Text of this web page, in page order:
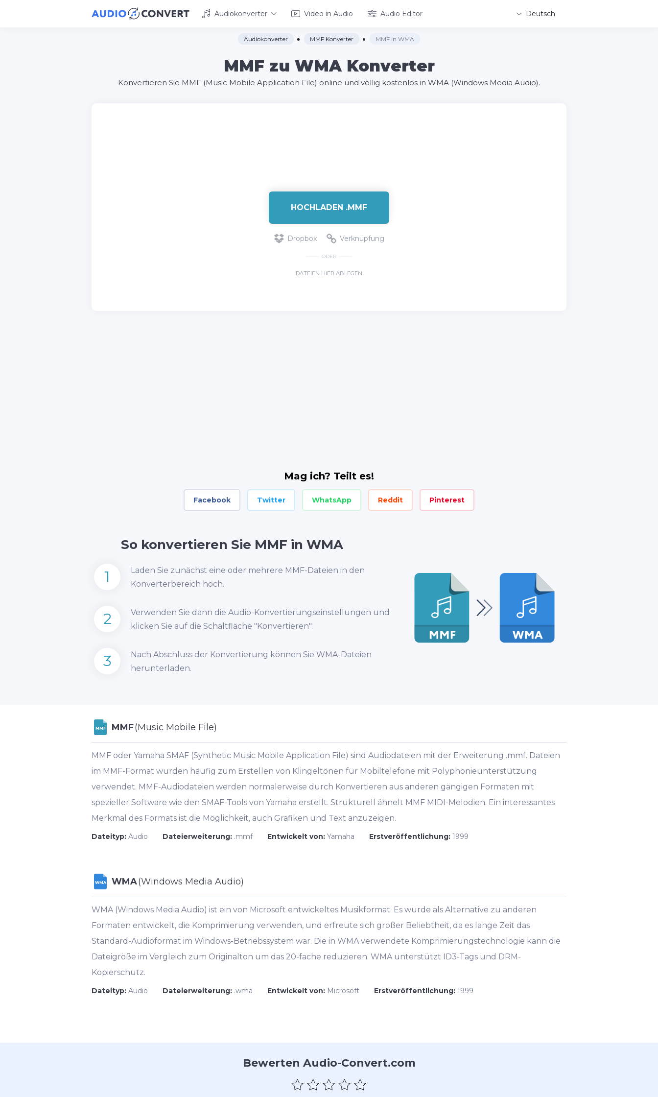
Audiokonverter Video in Audio Audio Editor Deutsch
Audiokonverter MMF Konverter MMF in WMA
MMF zu WMA Konverter
Konvertieren Sie MMF (Music Mobile Application File) online und völlig kostenlos in WMA (Windows Media Audio).
HOCHLADEN .MMF
Dropbox Verknüpfung
ODER
DATEIEN HIER ABLEGEN
Mag ich? Teilt es!
Facebook Twitter WhatsApp Reddit Pinterest
So konvertieren Sie MMF in WMA
1
Laden Sie zunächst eine oder mehrere MMF-Dateien in den
Konverterbereich hoch.
2
Verwenden Sie dann die Audio-Konvertierungseinstellungen und
klicken Sie auf die Schaltfläche "Konvertieren".
3
Nach Abschluss der Konvertierung können Sie WMA-Dateien
herunterladen.
MMF MMF(Music Mobile File)
MMF oder Yamaha SMAF (Synthetic Music Mobile Application File) sind Audiodateien mit der Erweiterung .mmf. Dateien
im MMF-Format wurden häufig zum Erstellen von Klingeltönen für Mobiltelefone mit Polyphonieunterstützung
verwendet. MMF-Audiodateien werden normalerweise durch Konvertieren aus anderen gängigen Formaten mit
spezieller Software wie den SMAF-Tools von Yamaha erstellt. Strukturell ähnelt MMF MIDI-Melodien. Ein interessantes
Merkmal des Formats ist die Möglichkeit, auch Grafiken und Text anzuzeigen.
Dateityp: Audio Dateierweiterung: .mmf Entwickelt von: Yamaha Erstveröffentlichung: 1999
WMA WMA(Windows Media Audio)
WMA (Windows Media Audio) ist ein von Microsoft entwickeltes Musikformat. Es wurde als Alternative zu anderen
Formaten entwickelt, die Komprimierung verwenden, und erfreute sich großer Beliebtheit, da es lange Zeit das
Standard-Audioformat im Windows-Betriebssystem war. Die in WMA verwendete Komprimierungstechnologie kann die
Dateigröße im Vergleich zum Originalton um das 20-fache reduzieren. WMA unterstützt ID3-Tags und DRM-
Kopierschutz.
Dateityp: Audio Dateierweiterung: .wma Entwickelt von: Microsoft Erstveröffentlichung: 1999
Bewerten Audio-Convert.com